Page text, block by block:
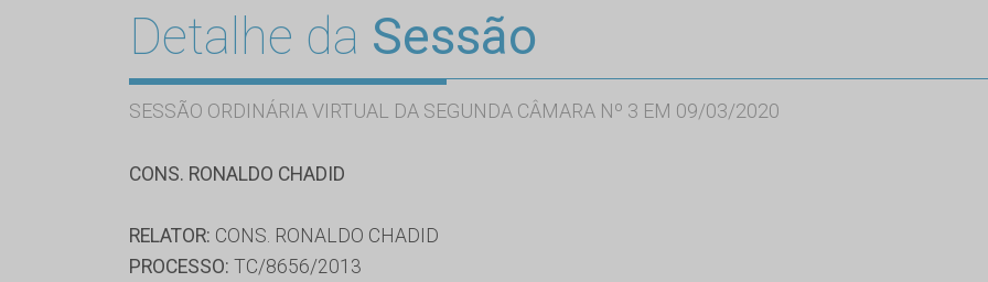
Detalhe da Sessão
SESSÃO ORDINÁRIA VIRTUAL DA SEGUNDA CÂMARA Nº 3 EM 09/03/2020
CONS. RONALDO CHADID
RELATOR: CONS. RONALDO CHADID
PROCESSO: TC/8656/2013